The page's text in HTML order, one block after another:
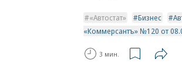
«Автостат» Бизнес
«Коммерсантъ» №120 от
3 мин.